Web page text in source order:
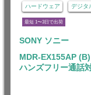
ハードウェア デジタ
最短 1〜3日で出荷
SONY ソニー
MDR-EX155AP
ハンズフリー通話